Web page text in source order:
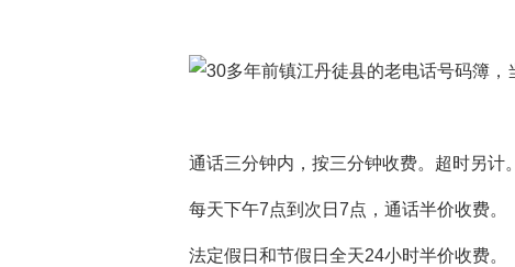
通话三分钟内，按三分钟收费。超时另计。
每天下午7点到次日7点，通话半价收费。
法定假日和节假日全天24小时半价收费。